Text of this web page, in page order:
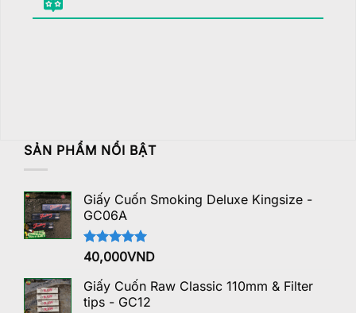
SẢN PHẨM NỔI BẬT
Giấy Cuốn Smoking Deluxe Kingsize -
GC06A
Được xếp
hạng
5 sao
40,000VND
Giấy Cuốn Raw Classic 110mm & Filter
tips - GC12